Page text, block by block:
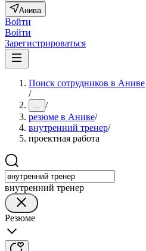
Анива
Войти
Войти
Зарегистрироваться
Поиск сотрудников в Аниве
/
... /
резюме в Аниве/
внутренний тренер/
проектная работа
внутренний тренер
Резюме